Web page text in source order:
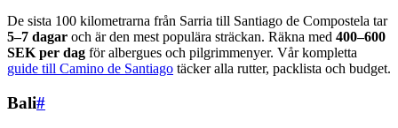
De sista 100 kilometrarna från Sarria till Santiago de Compostela tar
5–7 dagar och är den mest populära sträckan. Räkna med 400–600
SEK per dag för albergues och pilgrimmenyer. Vår kompletta
guide till Camino de Santiago täcker alla rutter, packlista och budget.
Bali#